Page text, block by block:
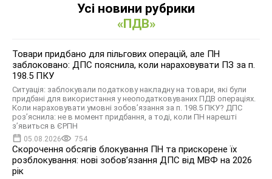
Усі новини рубрики
«ПДВ»
Товари придбано для пільгових операцій, але ПН
заблоковано: ДПС пояснила, коли нараховувати ПЗ за п.
198.5 ПКУ
Ситуація: заблокували податкову накладну на товари, які були
придбані для використання у неоподатковуваних ПДВ операціях.
Коли нараховувати умовні зобов’язання за п. 198.5 ПКУ? ДПС
роз’яснила: не в момент придбання, а тоді, коли ПН нарешті
з’явиться в ЄРПН
05.08.2026 754
Скорочення обсягів блокування ПН та прискорене їх
розблокування: нові зобов’язання ДПС від МВФ на 2026
рік